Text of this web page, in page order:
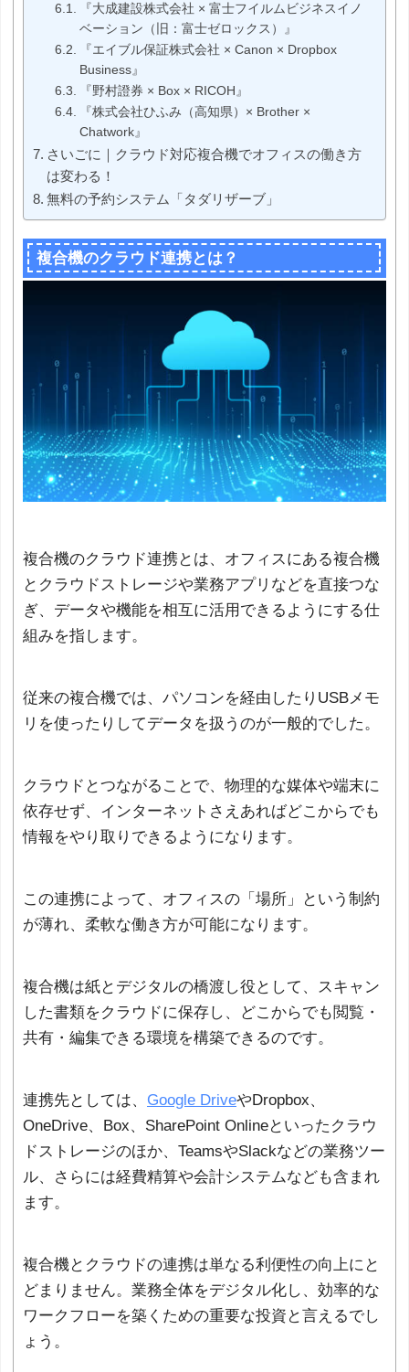
『大成建設株式会社 × 富士フイルムビジネスイノ
ベーション（旧：富士ゼロックス）』
『エイブル保証株式会社 × Canon × Dropbox
Business』
『野村證券 × Box × RICOH』
『株式会社ひふみ（高知県）× Brother ×
Chatwork』
さいごに｜クラウド対応複合機でオフィスの働き方
は変わる！
無料の予約システム「タダリザーブ」
複合機のクラウド連携とは？
複合機のクラウド連携とは、オフィスにある複合機
とクラウドストレージや業務アプリなどを直接つな
ぎ、データや機能を相互に活用できるようにする仕
組みを指します。
従来の複合機では、パソコンを経由したりUSBメモ
リを使ったりしてデータを扱うのが一般的でした。
クラウドとつながることで、物理的な媒体や端末に
依存せず、インターネットさえあればどこからでも
情報をやり取りできるようになります。
この連携によって、オフィスの「場所」という制約
が薄れ、柔軟な働き方が可能になります。
複合機は紙とデジタルの橋渡し役として、スキャン
した書類をクラウドに保存し、どこからでも閲覧・
共有・編集できる環境を構築できるのです。
連携先としては、 Google DriveやDropbox、
OneDrive、Box、SharePoint Onlineといったクラウ
ドストレージのほか、TeamsやSlackなどの業務ツー
ル、さらには経費精算や会計システムなども含まれ
ます。
複合機とクラウドの連携は単なる利便性の向上にと
どまりません。業務全体をデジタル化し、効率的な
ワークフローを築くための重要な投資と言えるでし
ょう。